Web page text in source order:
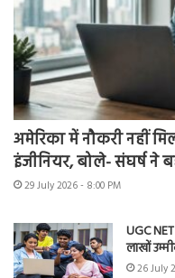
अमेरिका में नौकरी नहीं
इंजीनियर, बोले- संघर्ष ने
29 July 2026 - 8:00 PM
UGC
लाखों
26 July